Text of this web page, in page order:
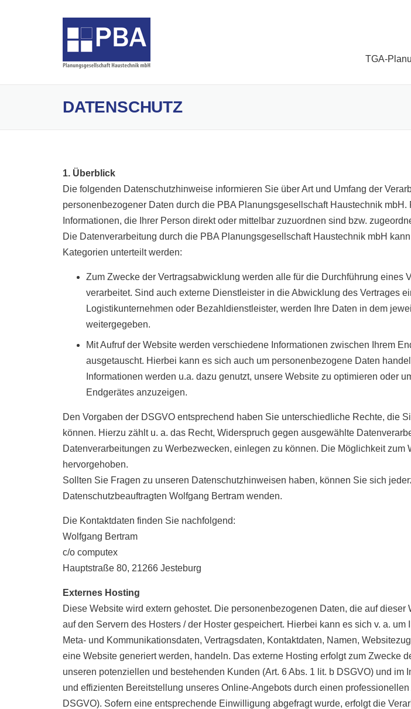
TGA-
DATENSCHUTZ
1. Überblick
Die folgenden Datenschutzhinweise informieren Sie über Art und Umfang der
personenbezogener Daten durch die PBA Planungsgesellschaft Haustechnik
Informationen, die Ihrer Person direkt oder mittelbar zuzuordnen sind bzw.
Die Datenverarbeitung durch die PBA Planungsgesellschaft Haustechnik mbH
Kategorien unterteilt werden:
Zum Zwecke der Vertragsabwicklung werden alle für die Durchführung eines
verarbeitet. Sind auch externe Dienstleister in die Abwicklung des Vertrages
Logistikunternehmen oder Bezahldienstleister, werden Ihre Daten in dem
weitergegeben.
Mit Aufruf der Website werden verschiedene Informationen zwischen Ihrem
ausgetauscht. Hierbei kann es sich auch um personenbezogene Daten
Informationen werden u.a. dazu genutzt, unsere Website zu optimieren oder
Endgerätes anzuzeigen.
Den Vorgaben der DSGVO entsprechend haben Sie unterschiedliche Rechte, die
können. Hierzu zählt u. a. das Recht, Widerspruch gegen ausgewählte
Datenverarbeitungen zu Werbezwecken, einlegen zu können. Die Möglichkeit zum
hervorgehoben.
Sollten Sie Fragen zu unseren Datenschutzhinweisen haben, können Sie sich
Datenschutzbeauftragten Wolfgang Bertram wenden.
Die Kontaktdaten finden Sie nachfolgend:
Wolfgang Bertram
c/o computex
Hauptstraße 80, 21266 Jesteburg
Externes Hosting
Diese Website wird extern gehostet. Die personenbezogenen Daten, die auf dieser
auf den Servern des Hosters / der Hoster gespeichert. Hierbei kann es sich v. a. um
Meta- und Kommunikationsdaten, Vertragsdaten, Kontaktdaten, Namen,
eine Website generiert werden, handeln. Das externe Hosting erfolgt zum Zwecke
unseren potenziellen und bestehenden Kunden (Art. 6 Abs. 1 lit. b DSGVO) und im
und effizienten Bereitstellung unseres Online-Angebots durch einen professionellen
DSGVO). Sofern eine entsprechende Einwilligung abgefragt wurde, erfolgt die